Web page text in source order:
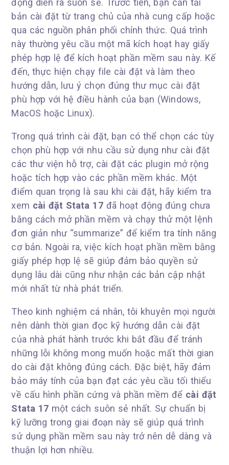
động diễn ra suôn sẻ. Trước tiên, bạn cần tải
bản cài đặt từ trang chủ của nhà cung cấp hoặc
qua các nguồn phân phối chính thức. Quá trình
này thường yêu cầu một mã kích hoạt hay giấy
phép hợp lệ để kích hoạt phần mềm sau này. Kế
đến, thực hiện chạy file cài đặt và làm theo
hướng dẫn, lưu ý chọn đúng thư mục cài đặt
phù hợp với hệ điều hành của bạn (Windows,
MacOS hoặc Linux).
Trong quá trình cài đặt, bạn có thể chọn các tùy
chọn phù hợp với nhu cầu sử dụng như cài đặt
các thư viện hỗ trợ, cài đặt các plugin mở rộng
hoặc tích hợp vào các phần mềm khác. Một
điểm quan trọng là sau khi cài đặt, hãy kiểm tra
xem cài đặt Stata 17đã hoạt động đúng chưa
bằng cách mở phần mềm và chạy thử một lệnh
đơn giản như “summarize” để kiểm tra tính năng
cơ bản. Ngoài ra, việc kích hoạt phần mềm bằng
giấy phép hợp lệ sẽ giúp đảm bảo quyền sử
dụng lâu dài cũng như nhận các bản cập nhật
mới nhất từ nhà phát triển.
Theo kinh nghiệm cá nhân, tôi khuyên mọi người
nên dành thời gian đọc kỹ hướng dẫn cài đặt
của nhà phát hành trước khi bắt đầu để tránh
những lỗi không mong muốn hoặc mất thời gian
do cài đặt không đúng cách. Đặc biệt, hãy đảm
bảo máy tính của bạn đạt các yêu cầu tối thiểu
về cấu hình phần cứng và phần mềm để cài đặt
Stata 17 một cách suôn sẻ nhất. Sự chuẩn bị
kỹ lưỡng trong giai đoạn này sẽ giúp quá trình
sử dụng phần mềm sau này trở nên dễ dàng và
thuận lợi hơn nhiều.